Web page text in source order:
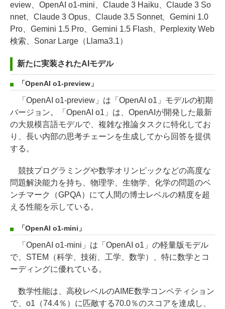
eview、OpenAI o1-mini、Claude 3 Haiku、Claude 3 So
nnet、Claude 3 Opus、Claude 3.5 Sonnet、Gemini 1.0
Pro、Gemini 1.5 Pro、Gemini 1.5 Flash、Perplexity Web
検索、Sonar Large（Llama3.1）
新たに実装されたAIモデル
「OpenAI o1-preview」
「OpenAI o1-preview」は「OpenAI o1」モデルの初期
バージョン。「OpenAI o1」は、OpenAIが開発した最新
の大規模言語モデルで、複雑な推論タスクに特化してお
り、長い内部の思考チェーンを生成してから回答を提供
する。
競技プログラミングや数学オリンピックなどの高度な
問題解決能力を持ち、物理学、生物学、化学の問題のベ
ンチマーク（GPQA）にて人間の博士レベルの精度を超
える性能を示している。
「OpenAI o1-mini」
「OpenAI o1-mini」は「OpenAI o1」の軽量版モデル
で、STEM（科学、技術、工学、数学）、特に数学とコ
ーディングに優れている。
数学性能は、高校レベルのAIME数学コンペティション
で、o1（74.4％）に匹敵する70.0％のスコアを達成し、